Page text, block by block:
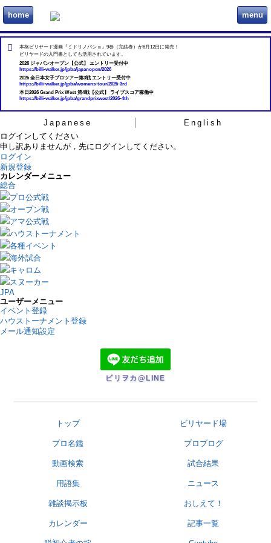
home ビリヲカ menu
本格ビリヤード漫画『ミドリノバショ』9巻（完結巻）が6月12日に発売！
ビリヤードの入門書としても活用されています。
2026 ジャパンオープン【公式】 エントリー受付中
https://billi-walker.jp/jpba/japanopen/2026
2026 全日本女子プロツアー第3戦 エントリー受付中
https://billi-walker.jp/jpba/womens-tour/2026-3rd
本日2026 Grand Prix West 第4戦【公式】 ライブスコア稼働中
https://billi-walker.jp/jpba/grandprixwest/2026-4th
Japanese
English
ログインしてください
申し訳ありませんが，先にログインしてください。
ログイン
新規登録
カレンダーメニュー
総合
プロ公式戦
オープン戦
アマ公式戦
ハウストーナメント
各種イベント
海外試合
キャロム
スヌーカー
JPA
ユーザーメニュー
イベント登録
ハウストーナメント登録
メール通知設定
ビリヲカ@LINE
トップ ビリヤード場
プロ名鑑 プロブログ
動画検索 試合結果
用語集 ニュース
雑談掲示板 おしえて！
カレンダー 記事一覧